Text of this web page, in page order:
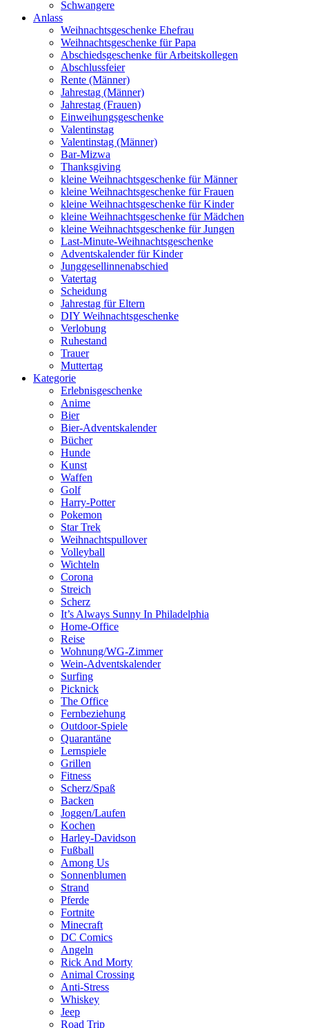
Schwangere
Anlass
Weihnachtsgeschenke Ehefrau
Weihnachtsgeschenke für Papa
Abschiedsgeschenke für Arbeitskollegen
Abschlussfeier
Rente (Männer)
Jahrestag (Männer)
Jahrestag (Frauen)
Einweihungsgeschenke
Valentinstag
Valentinstag (Männer)
Bar-Mizwa
Thanksgiving
kleine Weihnachtsgeschenke für Männer
kleine Weihnachtsgeschenke für Frauen
kleine Weihnachtsgeschenke für Kinder
kleine Weihnachtsgeschenke für Mädchen
kleine Weihnachtsgeschenke für Jungen
Last-Minute-Weihnachtsgeschenke
Adventskalender für Kinder
Junggesellinnenabschied
Vatertag
Scheidung
Jahrestag für Eltern
DIY Weihnachtsgeschenke
Verlobung
Ruhestand
Trauer
Muttertag
Kategorie
Erlebnisgeschenke
Anime
Bier
Bier-Adventskalender
Bücher
Hunde
Kunst
Waffen
Golf
Harry-Potter
Pokemon
Star Trek
Weihnachtspullover
Volleyball
Wichteln
Corona
Streich
Scherz
It’s Always Sunny In Philadelphia
Home-Office
Reise
Wohnung/WG-Zimmer
Wein-Adventskalender
Surfing
Picknick
The Office
Fernbeziehung
Outdoor-Spiele
Quarantäne
Lernspiele
Grillen
Fitness
Scherz/Spaß
Backen
Joggen/Laufen
Kochen
Harley-Davidson
Fußball
Among Us
Sonnenblumen
Strand
Pferde
Fortnite
Minecraft
DC Comics
Angeln
Rick And Morty
Animal Crossing
Anti-Stress
Whiskey
Jeep
Road Trip